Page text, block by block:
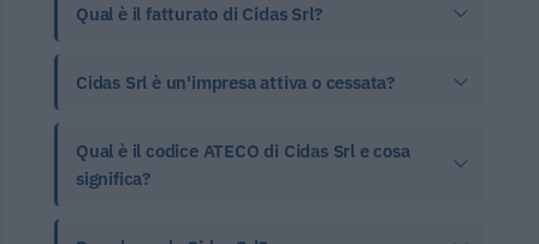
Qual è il fatturato di Cidas Srl?
Cidas Srl è un'impresa attiva o cessata?
Qual è il codice ATECO di Cidas Srl e cosa
significa?